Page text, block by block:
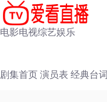
电影电视综艺娱乐
剧集首页 演员表 经典台词